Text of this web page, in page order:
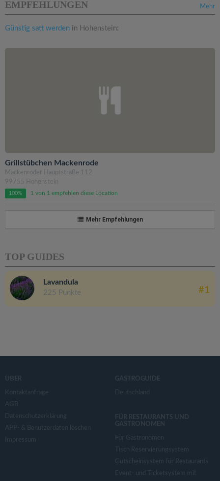
Mehr
EMPFEHLUNGEN
Günstig satt werden in Hohenstein:
Grillstübchen Mackenrode
Mackenroder Hauptstraße 112
99755 Hohenstein
100% 1 von 1 empfehlen diese Location
Mehr Empfehlungen
TOP GUIDES
Lavandula
225 Punkte #1
ÜBER
Kontaktanfrage
AGB
Datenschutzerklärung
APP- & Benutzerdaten löschen
Impressum
GASTROGUIDE
Deutschland
FÜR RESTAURANTS UND
GASTRONOMEN
Für Gastronomen
Tisch Reservierungsystem
Gutscheinsystem für Restaurants
Event- und Ticketsystem mit